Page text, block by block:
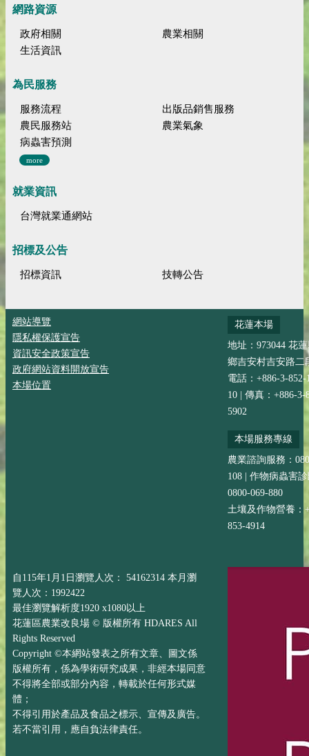
網路資源
政府相關
農業相關
生活資訊
為民服務
服務流程
出版品銷售服務
農民服務站
農業氣象
病蟲害預測
more
就業資訊
台灣就業通網站
招標及公告
招標資訊 技轉公告
網站導覽
隱私權保護宣告
資訊安全政策宣告
政府網站資料開放宣告
本場位置
花蓮本場
地址：973044 花
鄉吉安村吉安路二
電話：+886-3-852-
10 | 傳真：+886-3-
5902
本場服務專線
農業諮詢服務：
108 | 作物病蟲害
0800-069-880
土壤及作物營養：
853-4914
自115年1月1日瀏覽人次： 54162314 本月瀏
覽人次：1992422
最佳瀏覽解析度1920 x1080以上
花蓮區農業改良場 © 版權所有 HDARES All
Rights Reserved
Copyright ©本網站發表之所有文章、圖文係
版權所有，係為學術研究成果，非經本場同意
不得將全部或部分內容，轉載於任何形式媒
體；
不得引用於產品及食品之標示、宣傳及廣告。
若不當引用，應自負法律責任。